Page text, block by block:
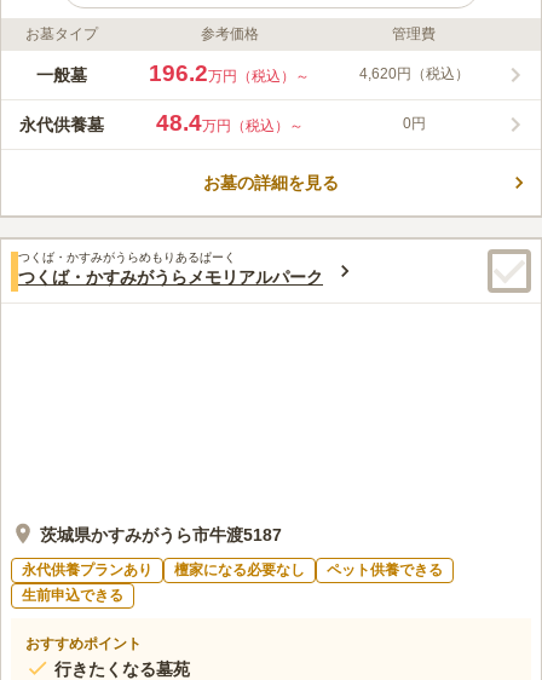
ライフドット編集部のコメント
近くにはとうとうと流れる利根川が見え、川面を渡る風が心地良
好きな方にとっては安らかに眠れる終の棲家になります。 宗旨
宗派を問わず建墓でき、寄付やお布施を気遣う必要もありませ
込むことも可能です。
みんなの評価
3.9 口コミ4件
60代男性
月のメンテ料はかかりますが、枯れた花の整理をして下さいま
す。簡単な法事にも使える、建物もあります。使ったことはありません
が。日中は管理事務所に人がいます。ライター等の貸出もあります。線香
等も購入出来ます。
お墓タイプ 参考価格 管理費
一般墓 196.2万円（税込）～ 4,620円（税込）
永代供養墓 48.4万円（税込）～ 0円
お墓の詳細を見る
つくば・かすみがうらめもりあるぱーく
つくば・かすみがうらメモリアルパーク
茨城県かすみがうら市牛渡5187
永代供養プランあり 檀家になる必要なし
ペット供養できる
生前申込できる
おすすめポイント
行きたくなる墓苑